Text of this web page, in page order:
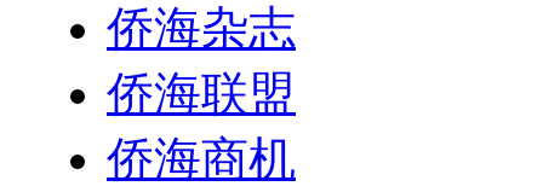
侨海杂志
侨海联盟
侨海商机